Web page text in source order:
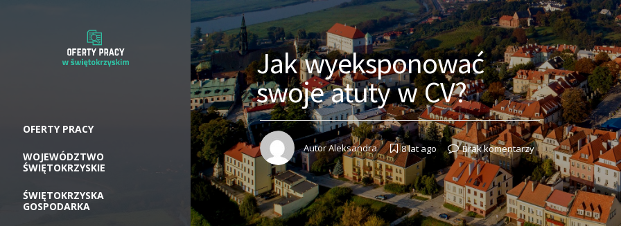
OFERTY PRACY
WOJEWÓDZTWO
ŚWIĘTOKRZYSKIE
ŚWIĘTOKRZYSKA
GOSPODARKA
Jak wyeksponować
swoje atuty w CV?
AutorAleksandra 8 lat ago Brak komentarzy